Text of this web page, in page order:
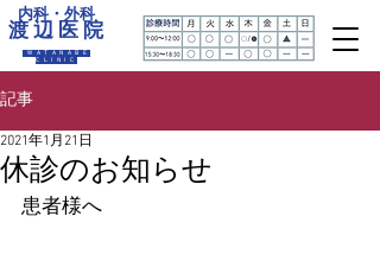
内科・外科
渡 辺 医 院
WATANABE
CLINIC
記事
休診のお知らせ
2021年1月21日
患者様へ